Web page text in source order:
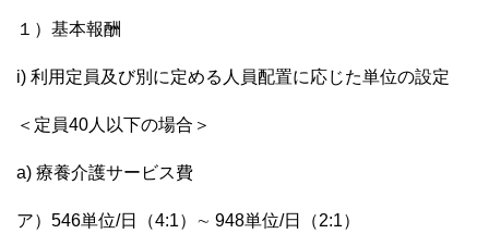
１）基本報酬
i) 利用定員及び別に定める人員配置に応じた単位の設定
＜定員40人以下の場合＞
a) 療養介護サービス費
ア）546単位/日（4:1）∼ 948単位/日（2:1）